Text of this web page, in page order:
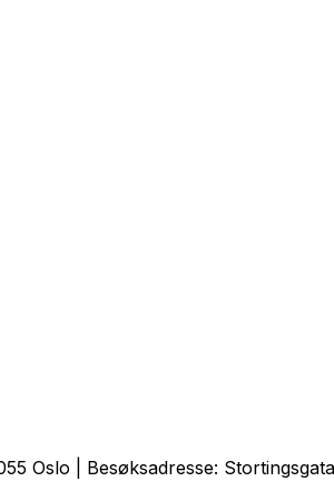
Oslo | Besøksadresse: